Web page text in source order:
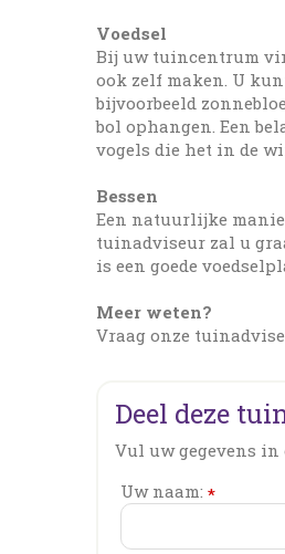
Voedsel
Bij uw tuincentrum
ook zelf maken. U
bijvoorbeeld
bol ophangen. Een
vogels die het in de
Bessen
Een natuurlijke
tuinadviseur zal u
is een goede
Meer weten?
Vraag onze
Deel deze
Vul uw gegevens
Uw naam: *